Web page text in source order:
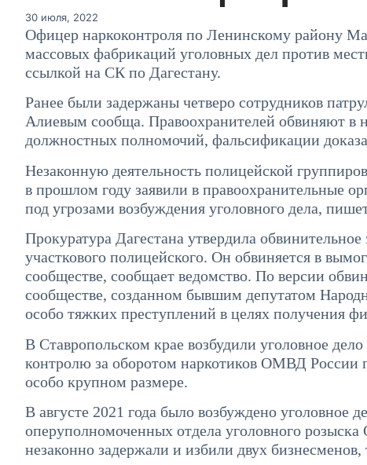
30 июля, 2022
Офицер наркоконтроля по Ленинскому району
массовых фабрикаций уголовных дел против
ссылкой на СК по Дагестану.
Ранее были задержаны четверо сотрудников
Алиевым сообща. Правоохранителей обвиняют в
должностных полномочий, фальсификации
Незаконную деятельность полицейской
в прошлом году заявили в правоохранительные
под угрозами возбуждения уголовного дела,
Прокуратура Дагестана утвердила
участкового полицейского. Он обвиняется в
сообществе, сообщает ведомство. По версии
сообществе, созданном бывшим депутатом
особо тяжких преступлений в целях получения
В Ставропольском крае возбудили уголовное
контролю за оборотом наркотиков ОМВД России
особо крупном размере.
В августе 2021 года было возбуждено
оперуполномоченных отдела уголовного
незаконно задержали и избили двух